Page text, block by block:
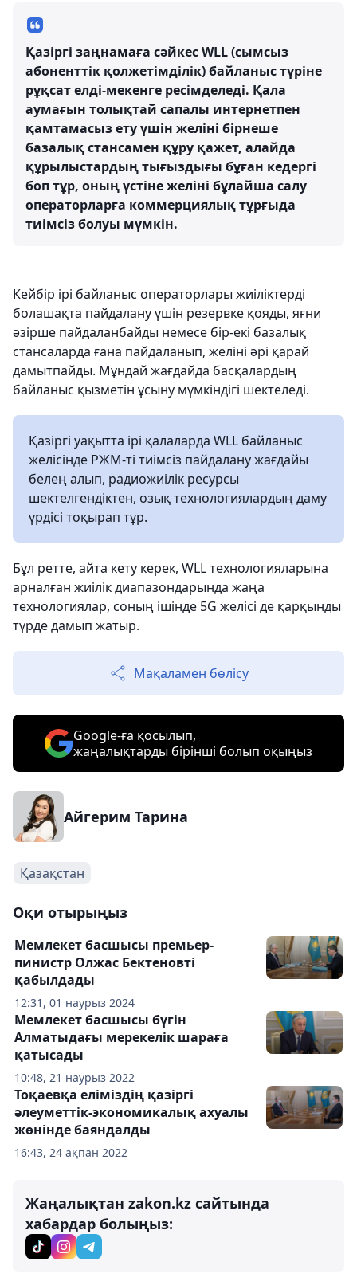
Қазіргі заңнамаға сәйкес WLL (сымсыз
абоненттік қолжетімділік) байланыс түріне
рұқсат елді-мекенге ресімделеді. Қала
аумағын толықтай сапалы интернетпен
қамтамасыз ету үшін желіні бірнеше
базалық стансамен құру қажет, алайда
құрылыстардың тығыздығы бұған кедергі
боп тұр, оның үстіне желіні бұлайша салу
операторларға коммерциялық тұрғыда
тиімсіз болуы мүмкін.
Кейбір ірі байланыс операторлары жиіліктерді
болашақта пайдалану үшін резервке қояды, яғни
әзірше пайдаланбайды немесе бір-екі базалық
стансаларда ғана пайдаланып, желіні әрі қарай
дамытпайды. Мұндай жағдайда басқалардың
байланыс қызметін ұсыну мүмкіндігі шектеледі.
Қазіргі уақытта ірі қалаларда WLL байланыс
желісінде РЖМ-ті тиімсіз пайдалану жағдайы
белең алып, радиожиілік ресурсы
шектелгендіктен, озық технологиялардың даму
үрдісі тоқырап тұр.
Бұл ретте, айта кету керек, WLL технологияларына
арналған жиілік диапазондарында жаңа
технологиялар, соның ішінде 5G желісі де қарқынды
түрде дамып жатыр.
Мақаламен бөлісу
Google-ға қосылып,
жаңалықтарды бірінші болып оқыңыз
Айгерим Тарина
Қазақстан
Оқи отырыңыз
12:31, 01 наурыз 2024
Мемлекет басшысы премьер-
пинистр Олжас Бектеновті
қабылдады
10:48, 21 наурыз 2022
Мемлекет басшысы бүгін
Алматыдағы мерекелік шараға
қатысады
16:43, 24 ақпан 2022
Тоқаевқа еліміздің қазіргі
әлеуметтік-экономикалық ахуалы
жөнінде баяндалды
Жаңалықтан zakon.kz сайтында
хабардар болыңыз: